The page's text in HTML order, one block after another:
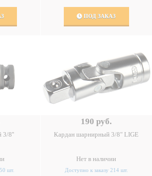
ПОД ЗАКАЗ
3/8''
шт.
190 руб.
Кардан шарнирный 3/8" LIGE
Нет в наличии
Доступно к заказу 214 шт.